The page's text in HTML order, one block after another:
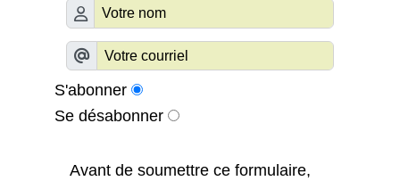
S'abonner
Se désabonner
Avant de soumettre ce formulaire,